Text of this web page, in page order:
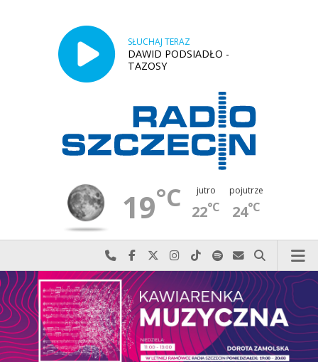
SŁUCHAJ TERAZ
DAWID PODSIADŁO -
TAZOSY
19°C jutro
22°C
pojutrze
24°C
Najlepiej po prostu do nas zadzwoń
Odwiedź nas na Facebook-u
Odwiedź nas na X
Odwiedź nas na Instagram-ie
Odwiedź nas na TikTok-u
Szukaj nas na Spotify
Wyślij do nas
Szukaj